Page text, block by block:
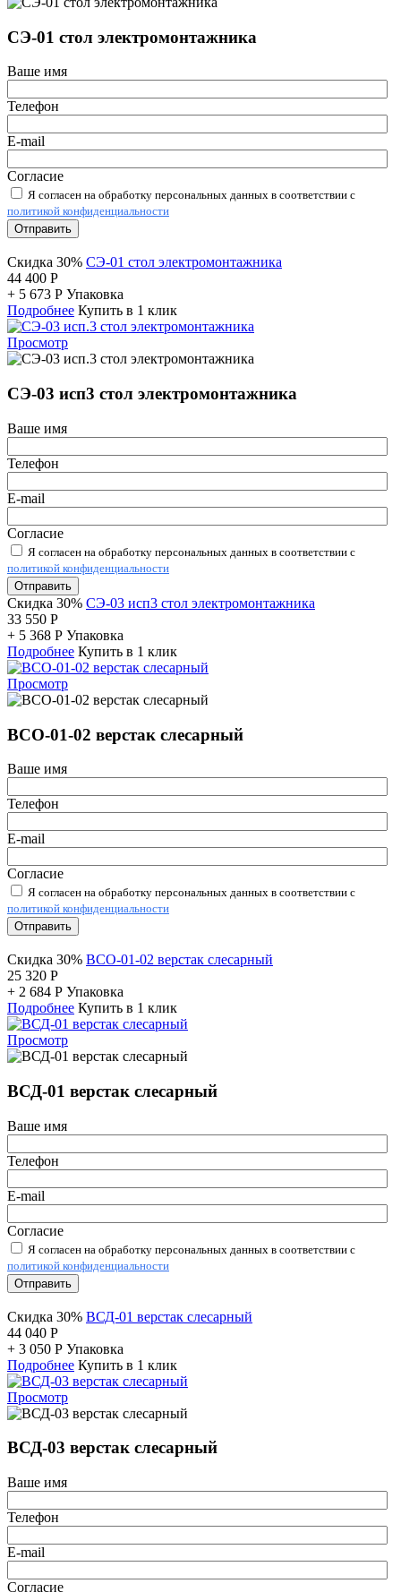
СЭ-01 стол электромонтажника
Ваше имя
Телефон
E-mail
Согласие
Я согласен на обработку персональных данных в соответствии с
политикой конфиденциальности
Отправить
Скидка 30% СЭ-01 стол электромонтажника
44 400 Р
+ 5 673 Р Упаковка
Подробнее Купить в 1 клик
Просмотр
СЭ-03 исп3 стол электромонтажника
Ваше имя
Телефон
E-mail
Согласие
Я согласен на обработку персональных данных в соответствии с
политикой конфиденциальности
Отправить
Скидка 30% СЭ-03 исп3 стол электромонтажника
33 550 Р
+ 5 368 Р Упаковка
Подробнее Купить в 1 клик
Просмотр
ВСО-01-02 верстак слесарный
Ваше имя
Телефон
E-mail
Согласие
Я согласен на обработку персональных данных в соответствии с
политикой конфиденциальности
Отправить
Скидка 30% ВСО-01-02 верстак слесарный
25 320 Р
+ 2 684 Р Упаковка
Подробнее Купить в 1 клик
Просмотр
ВСД-01 верстак слесарный
Ваше имя
Телефон
E-mail
Согласие
Я согласен на обработку персональных данных в соответствии с
политикой конфиденциальности
Отправить
Скидка 30% ВСД-01 верстак слесарный
44 040 Р
+ 3 050 Р Упаковка
Подробнее Купить в 1 клик
Просмотр
ВСД-03 верстак слесарный
Ваше имя
Телефон
E-mail
Согласие